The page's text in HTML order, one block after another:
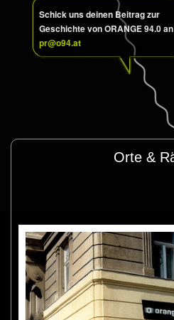
Schick uns deinen Beitrag zur
Geschichte von ORANGE 94.0 an
pr@o94.at